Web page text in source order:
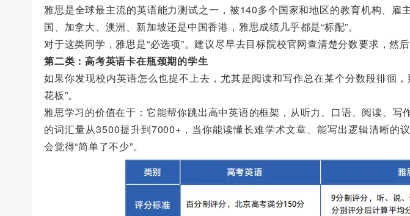
雅思是全球最主流的英语能力测试之一，被140多个国家和地区的教育机构、雇
国、加拿大、澳洲、新加坡还是中国香港，雅思成绩几乎都是“标配”。
对于这类同学，雅思是“必选项”。建议尽早去目标院校官网查清楚分数要求，然
第二类：高考英语卡在瓶颈期的学生
如果你发现校内英语怎么也提不上去，尤其是阅读和写作总在某个分数段徘徊
花板”。
雅思学习的价值在于：它能帮你跳出高中英语的框架，从听力、口语、阅读、写
的词汇量从3500提升到7000+，当你能读懂长难学术文章、能写出逻辑清晰的
会觉得“简单了不少”。